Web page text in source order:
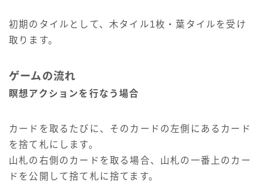
初期のタイルとして、木タイル1枚・葉タイルを受け
取ります。
ゲームの流れ
瞑想アクションを行なう場合
カードを取るたびに、そのカードの左側にあるカード
を捨て札にします。
山札の右側のカードを取る場合、山札の一番上のカー
ドを公開して捨て札に捨てます。